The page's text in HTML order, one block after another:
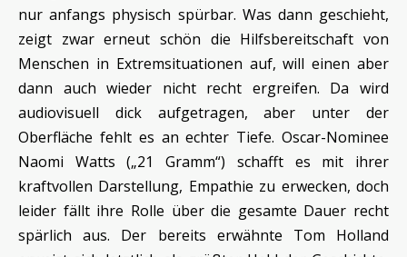
nur anfangs physisch spürbar. Was dann geschieht,
zeigt zwar erneut schön die Hilfsbereitschaft von
Menschen in Extremsituationen auf, will einen aber
dann auch wieder nicht recht ergreifen. Da wird
audiovisuell dick aufgetragen, aber unter der
Oberfläche fehlt es an echter Tiefe. Oscar-Nominee
Naomi Watts („21 Gramm“) schafft es mit ihrer
kraftvollen Darstellung, Empathie zu erwecken, doch
leider fällt ihre Rolle über die gesamte Dauer recht
spärlich aus. Der bereits erwähnte Tom Holland